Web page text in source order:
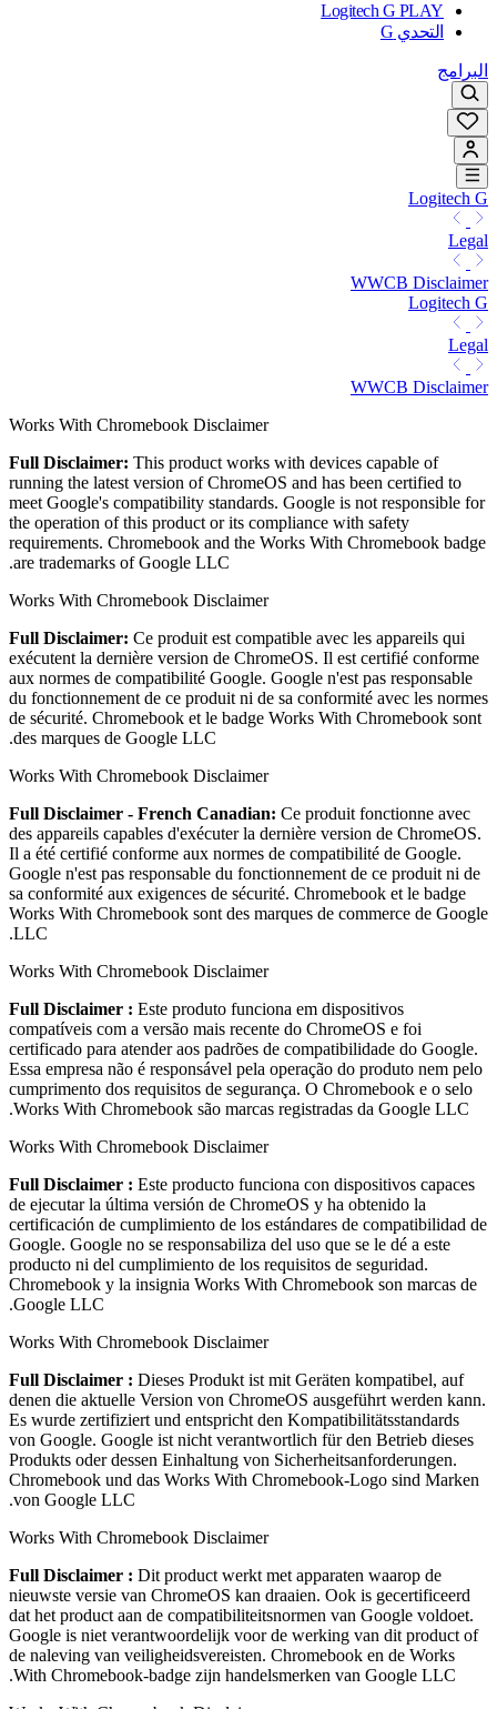
Logitech G PLAY
التحدي G
البرامج
Logitech G
Legal
WWCB Disclaimer
Logitech G
Legal
WWCB Disclaimer
Works With Chromebook Disclaimer
Full Disclaimer: This product works with devices capable of
running the latest version of ChromeOS and has been certified to
meet Google's compatibility standards. Google is not responsible for
the operation of this product or its compliance with safety
requirements. Chromebook and the Works With Chromebook badge
are trademarks of Google LLC.
Works With Chromebook Disclaimer
Full Disclaimer: Ce produit est compatible avec les appareils qui
exécutent la dernière version de ChromeOS. Il est certifié conforme
aux normes de compatibilité Google. Google n'est pas responsable
du fonctionnement de ce produit ni de sa conformité avec les normes
de sécurité. Chromebook et le badge Works With Chromebook sont
des marques de Google LLC.
Works With Chromebook Disclaimer
Full Disclaimer - French Canadian: Ce produit fonctionne avec
des appareils capables d'exécuter la dernière version de ChromeOS.
Il a été certifié conforme aux normes de compatibilité de Google.
Google n'est pas responsable du fonctionnement de ce produit ni de
sa conformité aux exigences de sécurité. Chromebook et le badge
Works With Chromebook sont des marques de commerce de Google
LLC.
Works With Chromebook Disclaimer
Full Disclaimer : Este produto funciona em dispositivos
compatíveis com a versão mais recente do ChromeOS e foi
certificado para atender aos padrões de compatibilidade do Google.
Essa empresa não é responsável pela operação do produto nem pelo
cumprimento dos requisitos de segurança. O Chromebook e o selo
Works With Chromebook são marcas registradas da Google LLC.
Works With Chromebook Disclaimer
Full Disclaimer : Este producto funciona con dispositivos capaces
de ejecutar la última versión de ChromeOS y ha obtenido la
certificación de cumplimiento de los estándares de compatibilidad de
Google. Google no se responsabiliza del uso que se le dé a este
producto ni del cumplimiento de los requisitos de seguridad.
Chromebook y la insignia Works With Chromebook son marcas de
Google LLC.
Works With Chromebook Disclaimer
Full Disclaimer : Dieses Produkt ist mit Geräten kompatibel, auf
denen die aktuelle Version von ChromeOS ausgeführt werden kann.
Es wurde zertifiziert und entspricht den Kompatibilitätsstandards
von Google. Google ist nicht verantwortlich für den Betrieb dieses
Produkts oder dessen Einhaltung von Sicherheitsanforderungen.
Chromebook und das Works With Chromebook-Logo sind Marken
von Google LLC.
Works With Chromebook Disclaimer
Full Disclaimer : Dit product werkt met apparaten waarop de
nieuwste versie van ChromeOS kan draaien. Ook is gecertificeerd
dat het product aan de compatibiliteitsnormen van Google voldoet.
Google is niet verantwoordelijk voor de werking van dit product of
de naleving van veiligheidsvereisten. Chromebook en de Works
With Chromebook-badge zijn handelsmerken van Google LLC.